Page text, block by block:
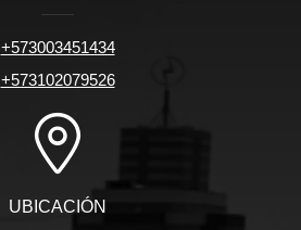
+573003451434
+573102079526
UBICACIÓN